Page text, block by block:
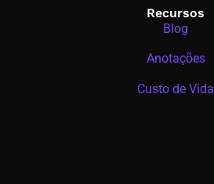
Recursos
Blog
Anotações
Custo de Vida